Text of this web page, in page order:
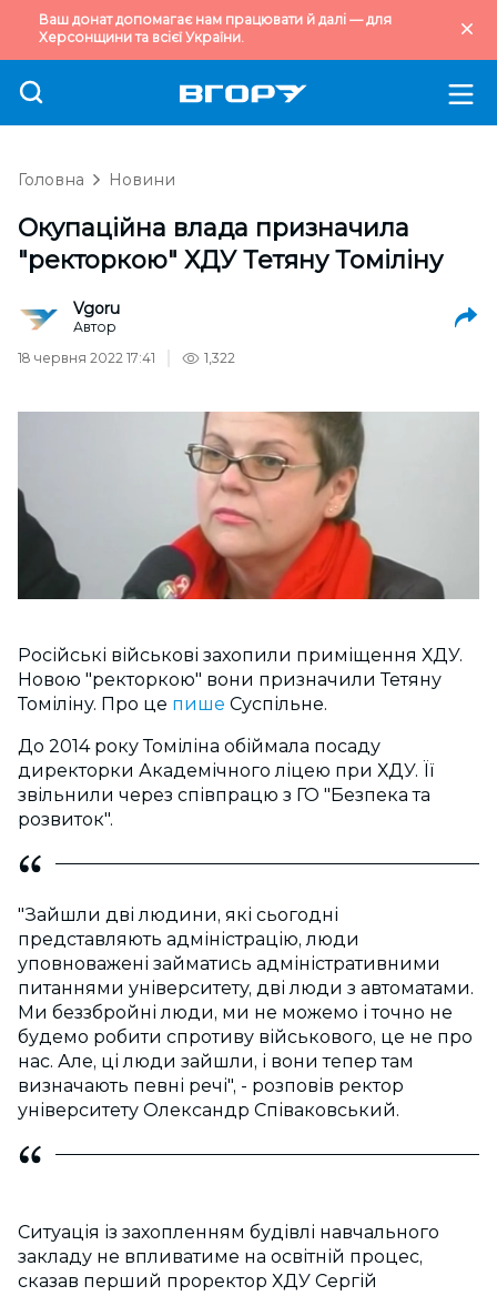
Ваш донат допомагає нам працювати й далі — для
Херсонщини та всієї України.
Головна Новини
Окупаційна влада призначила
"ректоркою" ХДУ Тетяну Томіліну
Vgoru
Автор
18 червня 2022 17:41
1,322
Російські військові захопили приміщення ХДУ.
Новою "ректоркою" вони призначили Тетяну
Томіліну. Про це пише Суспільне.
До 2014 року Томіліна обіймала посаду
директорки Академічного ліцею при ХДУ. Її
звільнили через співпрацю з ГО "Безпека та
розвиток".
"Зайшли дві людини, які сьогодні
представляють адміністрацію, люди
уповноважені займатись адміністративними
питаннями університету, дві люди з автоматами.
Ми беззбройні люди, ми не можемо і точно не
будемо робити спротиву військового, це не про
нас. Але, ці люди зайшли, і вони тепер там
визначають певні речі", - розповів ректор
університету Олександр Співаковський.
Ситуація із захопленням будівлі навчального
закладу не впливатиме на освітній процес,
сказав перший проректор ХДУ Сергій